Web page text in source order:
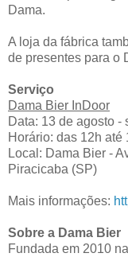
Dama.
A loja da fábrica
de presentes para o
Serviço
Dama Bier InDoor
Data: 13 de agosto -
Horário: das 12h até
Local: Dama Bier -
Piracicaba (SP)
Mais informações:
Sobre a Dama Bier
Fundada em 2010